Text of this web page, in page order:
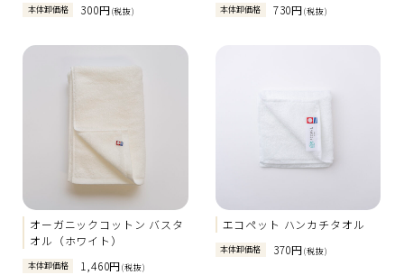
本体卸価格 300円(税抜) 本体卸価格 730円(税抜)
オーガニックコットン バスタ
オル（ホワイト）
本体卸価格 1,460円(税抜)
エコペット ハンカチタオル
本体卸価格 370円(税抜)